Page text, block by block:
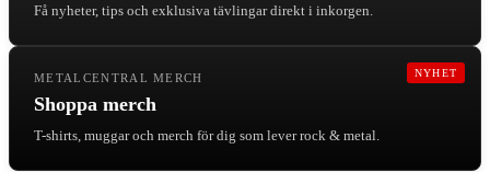
Få nyheter, tips och exklusiva tävlingar direkt i inkorgen.
NYHET
METALCENTRAL MERCH
Shoppa merch
T-shirts, muggar och merch för dig som lever rock & metal.